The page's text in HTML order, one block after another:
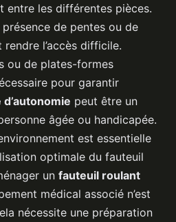
entre les différentes pièces.
présence de pentes ou de
l’accès difficile.
ou de plates-formes
pour garantir
peut être un
âgée ou handicapée.
est essentielle
optimale du fauteuil
un fauteuil roulant
médical associé n’est
nécessite une préparation